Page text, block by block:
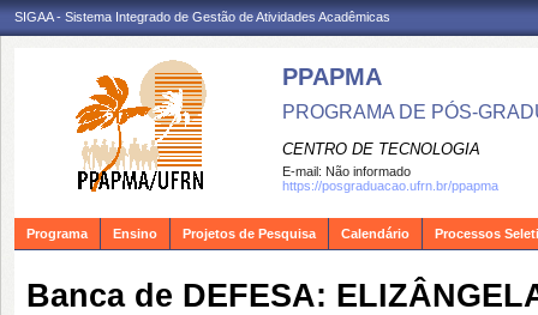
SIGAA - Sistema Integrado de Gestão de Atividades Acadêmicas
PPAPMA
PROGRAMA DE PÓS-
CENTRO DE TECNOLOGIA
E-mail: Não informado
https://posgraduacao.ufrn.br/ppapma
Programa Ensino Projetos de Pesquisa Calendário Processos
Banca de DEFESA: